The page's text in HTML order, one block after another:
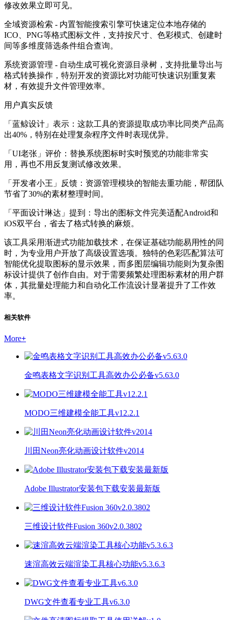
修改效果立即可见。
全域资源检索 - 内置智能搜索引擎可快速定位本地存储的
ICO、PNG等格式图标文件，支持按尺寸、色彩模式、创建时
间等多维度筛选条件组合查询。
系统资源管理 - 自动生成可视化资源目录树，支持批量导出与
格式转换操作，特别开发的资源比对功能可快速识别重复素
材，有效提升文件管理效率。
用户真实反馈
「蓝鲸设计」表示：这款工具的资源提取成功率比同类产品高
出40%，特别在处理复杂程序文件时表现优异。
「UI老张」评价：替换系统图标时实时预览的功能非常实
用，再也不用反复测试修改效果。
「开发者小王」反馈：资源管理模块的智能去重功能，帮团队
节省了30%的素材整理时间。
「平面设计琳达」提到：导出的图标文件完美适配Android和
iOS双平台，省去了格式转换的麻烦。
该工具采用渐进式功能加载技术，在保证基础功能易用性的同
时，为专业用户开放了高级设置选项。独特的色彩匹配算法可
智能优化提取图标的显示效果，而多图层编辑功能则为复杂图
标设计提供了创作自由。对于需要频繁处理图标素材的用户群
体，其批量处理能力和自动化工作流设计显著提升了工作效
率。
相关软件
More+
金鸣表格文字识别工具高效办公必备v5.63.0
MODO三维建模全能工具v12.2.1
川田Neon亮化动画设计软件v2014
Adobe Illustrator安装包下载安装最新版
三维设计软件Fusion 360v2.0.3802
速渲高效云端渲染工具核心功能v5.3.6.3
DWG文件查看专业工具v6.3.0